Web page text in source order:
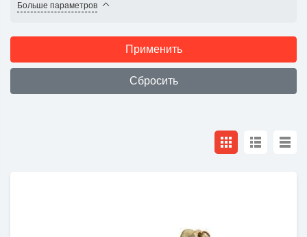
Больше параметров